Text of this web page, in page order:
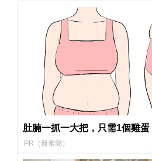
肚腩一抓一大把，只需1個雞
PR（新素簡）